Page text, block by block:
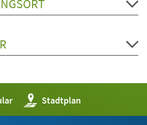
Stadtplan
(Öffnet
in
einem